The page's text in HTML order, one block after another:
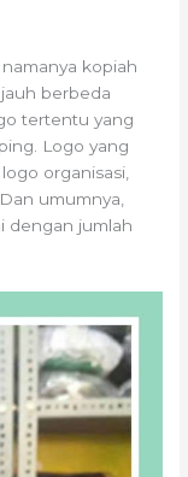
kopiah
berbeda
tertentu yang
Logo yang
organisasi,
umumnya,
dengan jumlah